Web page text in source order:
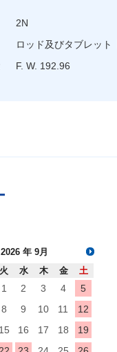
2N
ロッド及びタブレット
F. W. 192.96
2026 年 9月
火 水 木 金 土
1 2 3 4
5
8 9 10 11
12
15 16 17 18
19